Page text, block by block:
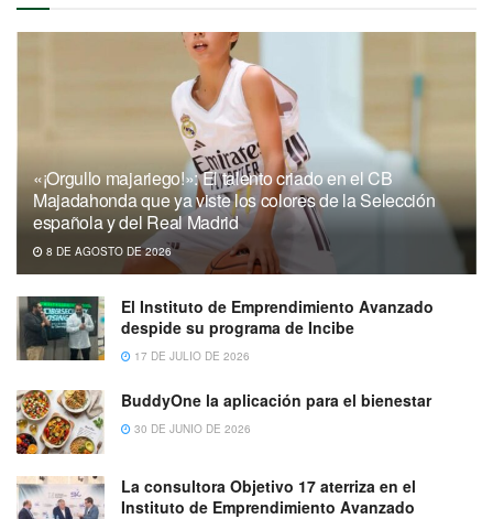
«¡Orgullo majariego!»: El talento criado en el CB
Majadahonda que ya viste los colores de la Selección
española y del Real Madrid
8 DE AGOSTO DE 2026
El Instituto de Emprendimiento Avanzado
despide su programa de Incibe
17 DE JULIO DE 2026
BuddyOne la aplicación para el bienestar
30 DE JUNIO DE 2026
La consultora Objetivo 17 aterriza en el
Instituto de Emprendimiento Avanzado